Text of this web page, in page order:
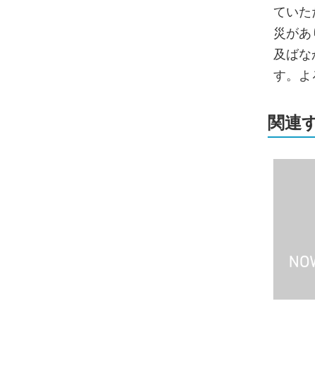
てい
災が
及ば
す。よ
関連